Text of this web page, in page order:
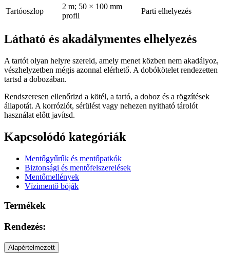
Tartóoszlop
2 m; 50 × 100 mm
profil
Parti elhelyezés
Látható és akadálymentes elhelyezés
A tartót olyan helyre szereld, amely menet közben nem akadályoz,
vészhelyzetben mégis azonnal elérhető. A dobókötelet rendezetten
tartsd a dobozában.
Rendszeresen ellenőrizd a kötél, a tartó, a doboz és a rögzítések
állapotát. A korróziót, sérülést vagy nehezen nyitható tárolót
használat előtt javítsd.
Kapcsolódó kategóriák
Mentőgyűrűk és mentőpatkók
Biztonsági és mentőfelszerelések
Mentőmellények
Vízimentő bóják
Termékek
Rendezés:
Alapértelmezett